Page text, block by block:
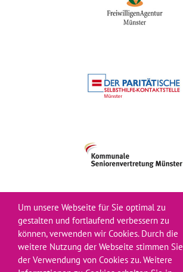
© Verein Bürgernetz 2026
Um unsere Webseite für Sie optimal zu
gestalten und fortlaufend verbessern zu
können, verwenden wir Cookies. Durch die
weitere Nutzung der Webseite stimmen Sie
der Verwendung von Cookies zu. Weitere